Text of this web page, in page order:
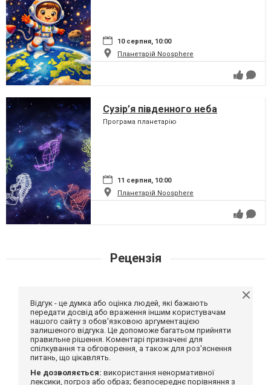
10 серпня, 10:00
Планетарій Noosphere
Сузір’я південного неба
Програма планетарію
11 серпня, 10:00
Планетарій Noosphere
Рецензія
Відгук - це думка або оцінка людей, які бажають
передати досвід або враження іншим користувачам
нашого сайту з обов'язковою аргументацією
залишеного відгука. Це допоможе багатьом прийняти
правильне рішення. Коментарі призначені для
спілкування та обговорення, а також для роз'яснення
питань, що цікавлять.
Не дозволяється: використання ненормативної
лексики, погроз або образ; безпосереднє порівняння з